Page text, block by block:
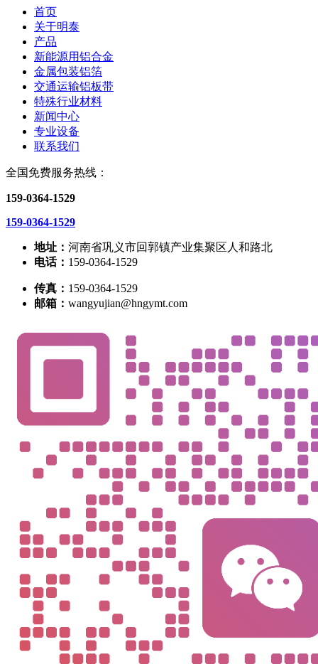
首页
关于明泰
产品
新能源用铝合金
金属包装铝箔
交通运输铝板带
特殊行业材料
新闻中心
专业设备
联系我们
全国免费服务热线：
159-0364-1529
159-0364-1529
地址： 河南省巩义市回郭镇产业集聚区人和路北
电话： 159-0364-1529
传真： 159-0364-1529
邮箱： wangyujian@hngymt.com